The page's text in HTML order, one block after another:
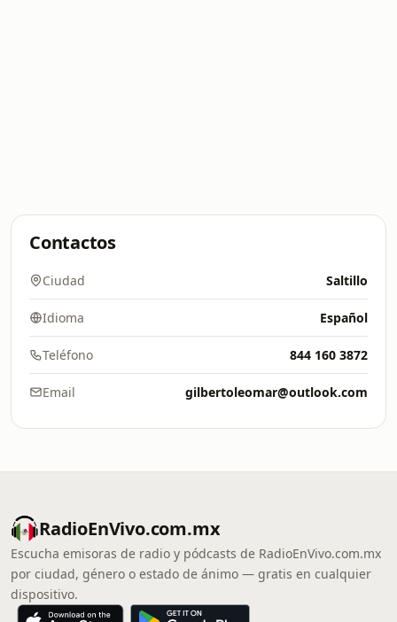
Contactos
Ciudad Saltillo
Idioma Español
Teléfono 844 160 3872
Email gilbertoleomar@outlook.com
RadioEnVivo.com.mx
Escucha emisoras de radio y pódcasts de RadioEnVivo.com.mx
por ciudad, género o estado de ánimo — gratis en cualquier
dispositivo.